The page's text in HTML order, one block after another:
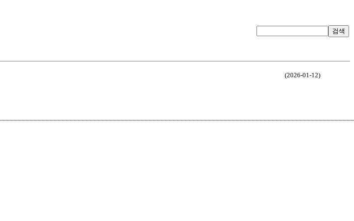
검색
(2026-01-12)